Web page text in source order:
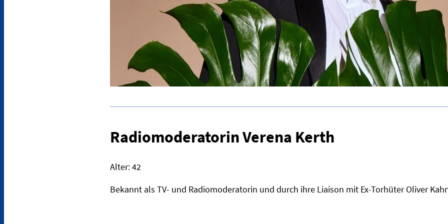
Radiomoderatorin Verena Kerth
Alter: 42
Bekannt als TV- und Radiomoderatorin und durch ihre Liaison mit Ex-Torhüter Oliver